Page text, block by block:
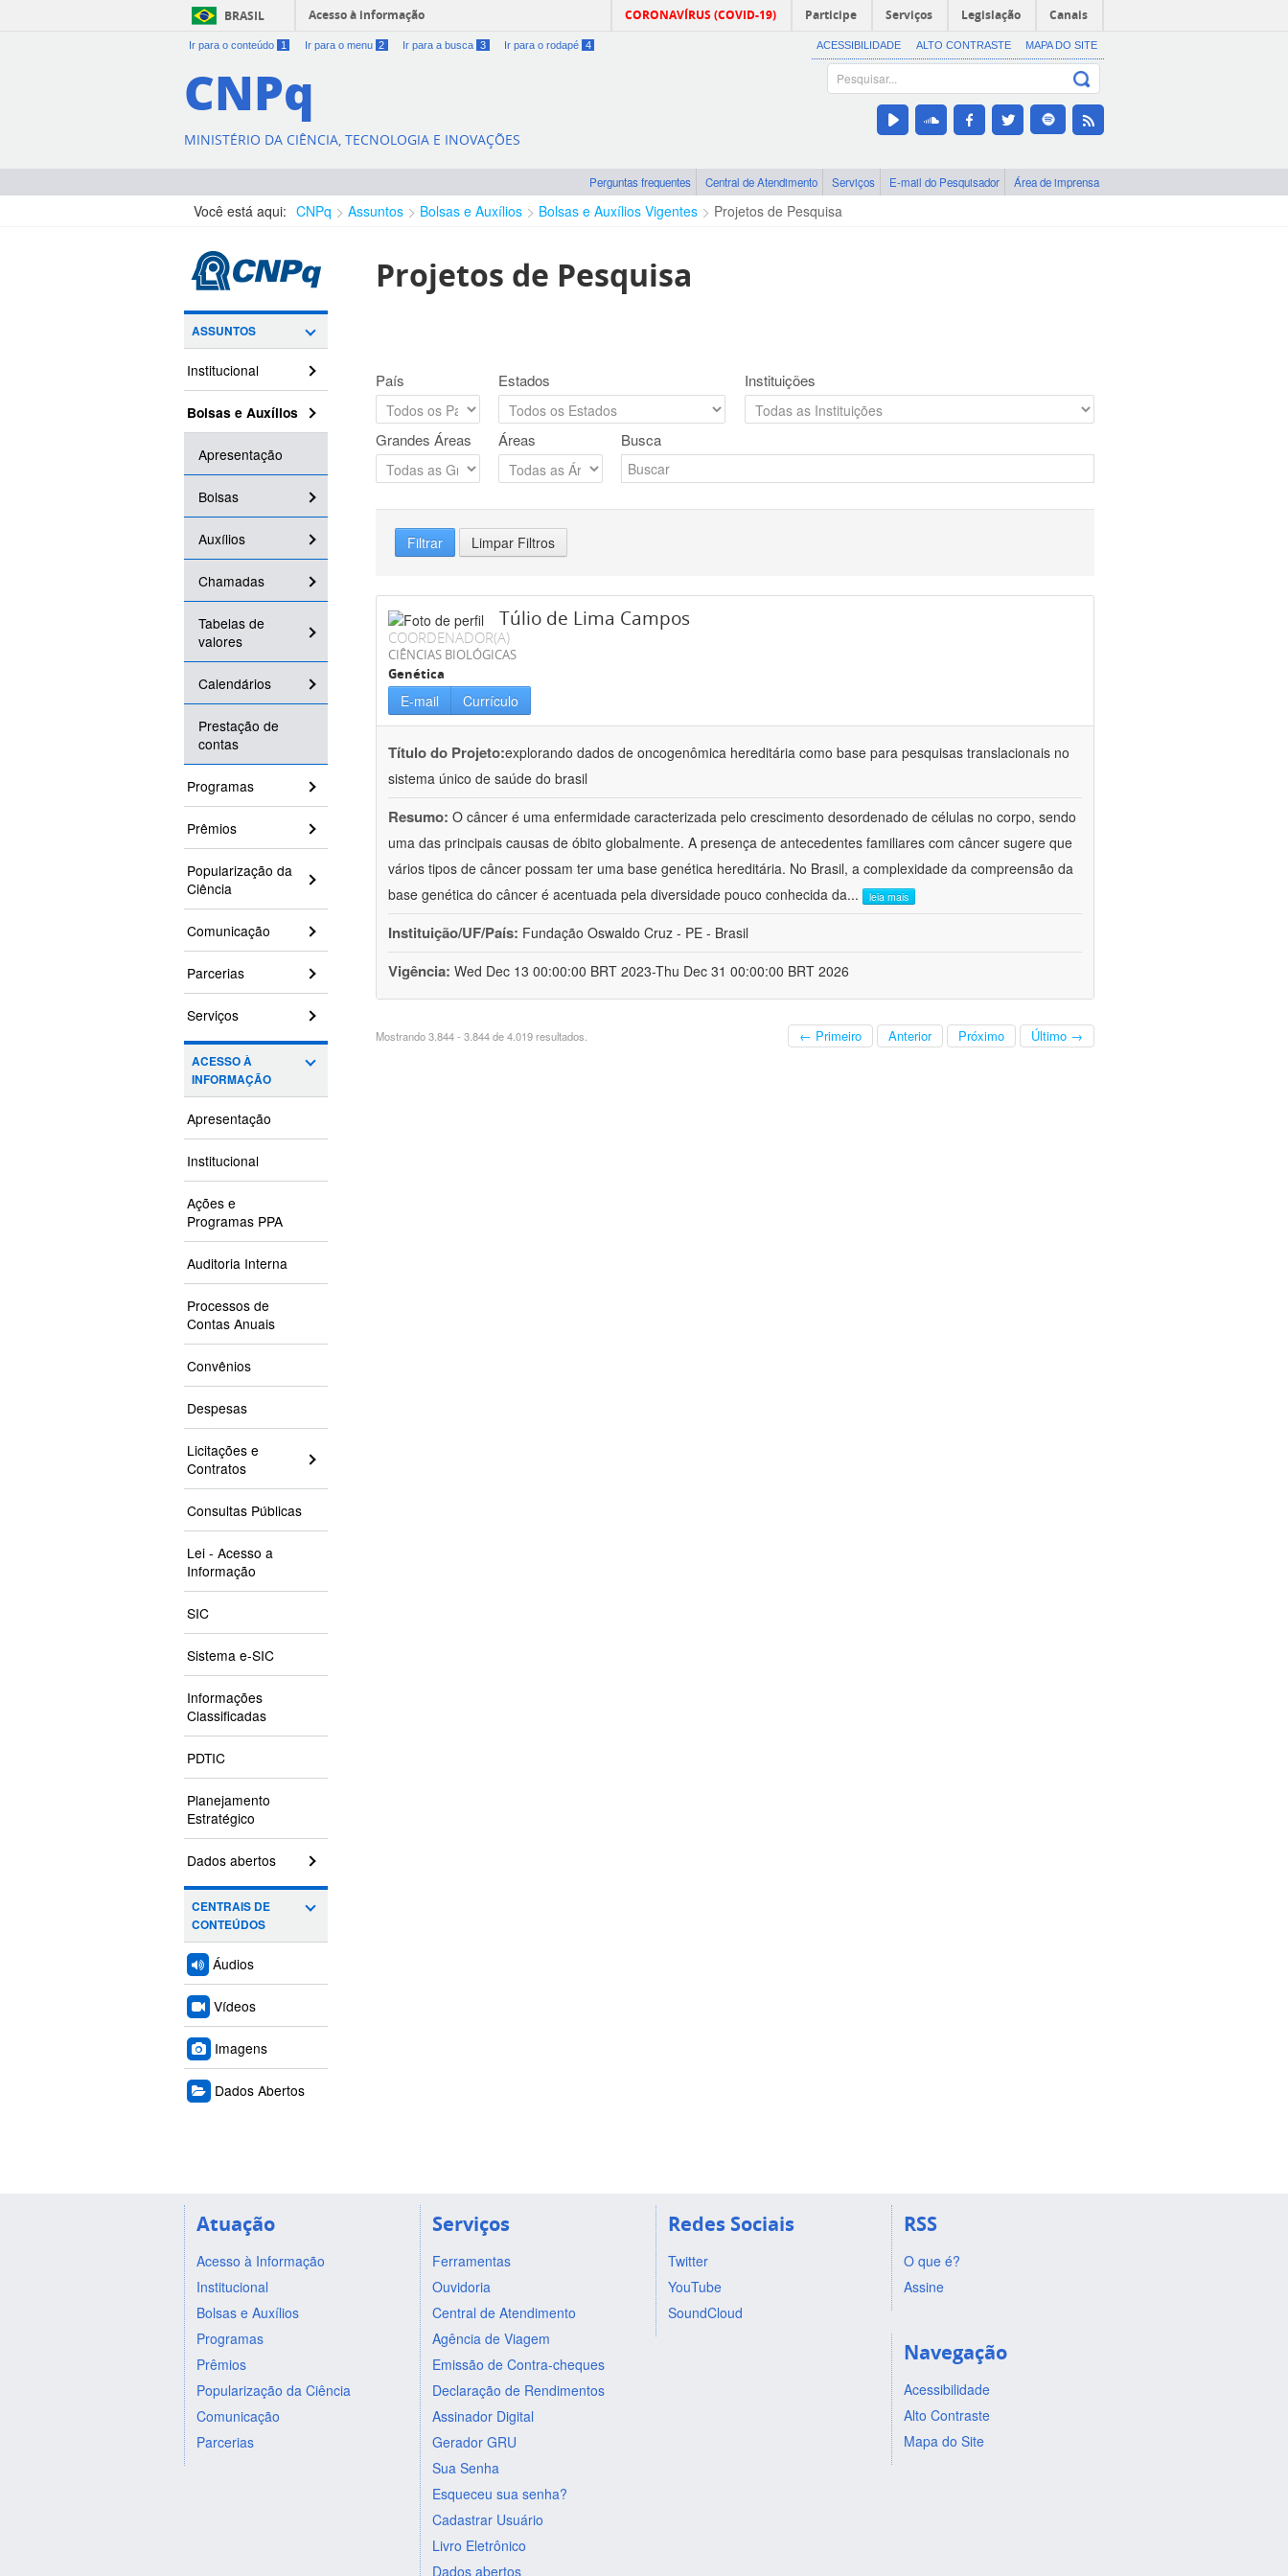
BRASIL Acesso à informação CORONAVÍRUS (COVID-19) Participe Serviços Legislação Canais
Ir para o conteúdo 1 Ir para o menu 2 Ir para a busca 3 Ir para o rodapé 4 ACESSIBILIDADE ALTO CONTRASTE MAPA DO SITE
CNPq
MINISTÉRIO DA CIÊNCIA, TECNOLOGIA E INOVAÇÕES
Perguntas frequentes Central de Atendimento Serviços E-mail do Pesquisador Área de imprensa
Você está aqui: CNPq Assuntos Bolsas e Auxílios Bolsas e Auxílios Vigentes Projetos de Pesquisa
ASSUNTOS
Institucional
Bolsas e Auxílios
Apresentação
Bolsas
Auxílios
Chamadas
Tabelas de
valores
Calendários
Prestação de
contas
Programas
Prêmios
Popularização da
Ciência
Comunicação
Parcerias
Serviços
ACESSO À
INFORMAÇÃO
Apresentação
Institucional
Ações e
Programas PPA
Auditoria Interna
Processos de
Contas Anuais
Convênios
Despesas
Licitações e
Contratos
Consultas Públicas
Lei - Acesso a
Informação
SIC
Sistema e-SIC
Informações
Classificadas
PDTIC
Planejamento
Estratégico
Dados abertos
CENTRAIS DE
CONTEÚDOS
Áudios
Vídeos
Imagens
Dados Abertos
Projetos de Pesquisa
País Estados Instituições
Grandes Áreas Áreas Busca
Filtrar Limpar Filtros
Túlio de Lima Campos
COORDENADOR(A)
CIÊNCIAS BIOLÓGICAS
Genética
E-mail Currículo
Título do Projeto:explorando dados de oncogenômica hereditária como base para pesquisas translacionais no
sistema único de saúde do brasil
Resumo: O câncer é uma enfermidade caracterizada pelo crescimento desordenado de células no corpo, sendo
uma das principais causas de óbito globalmente. A presença de antecedentes familiares com câncer sugere que
vários tipos de câncer possam ter uma base genética hereditária. No Brasil, a complexidade da compreensão da
base genética do câncer é acentuada pela diversidade pouco conhecida da... leia mais
Instituição/UF/País: Fundação Oswaldo Cruz - PE - Brasil
Vigência: Wed Dec 13 00:00:00 BRT 2023-Thu Dec 31 00:00:00 BRT 2026
Mostrando 3.844 - 3.844 de 4.019 resultados. ← Primeiro Anterior Próximo Último →
Atuação
Acesso à Informação
Institucional
Bolsas e Auxílios
Programas
Prêmios
Popularização da Ciência
Comunicação
Parcerias
Serviços
Ferramentas
Ouvidoria
Central de Atendimento
Agência de Viagem
Emissão de Contra-cheques
Declaração de Rendimentos
Assinador Digital
Gerador GRU
Sua Senha
Esqueceu sua senha?
Cadastrar Usuário
Livro Eletrônico
Dados abertos
Redes Sociais
Twitter
YouTube
SoundCloud
RSS
O que é?
Assine
Navegação
Acessibilidade
Alto Contraste
Mapa do Site